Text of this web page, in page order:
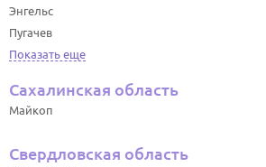
Энгельс
Пугачев
Показать еще
Сахалинская область
Майкоп
Свердловская область